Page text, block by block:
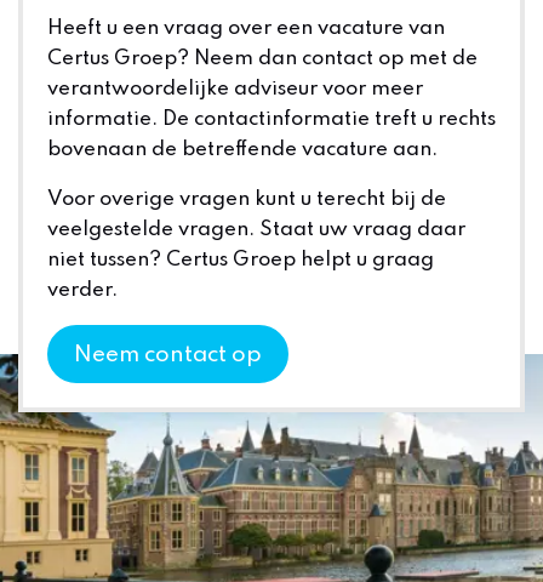
Heeft u een vraag over een vacature van
Certus Groep? Neem dan contact op met de
verantwoordelijke adviseur voor meer
informatie. De contactinformatie treft u rechts
bovenaan de betreffende vacature aan.
Voor overige vragen kunt u terecht bij de
veelgestelde vragen. Staat uw vraag daar
niet tussen? Certus Groep helpt u graag
verder.
Neem contact op